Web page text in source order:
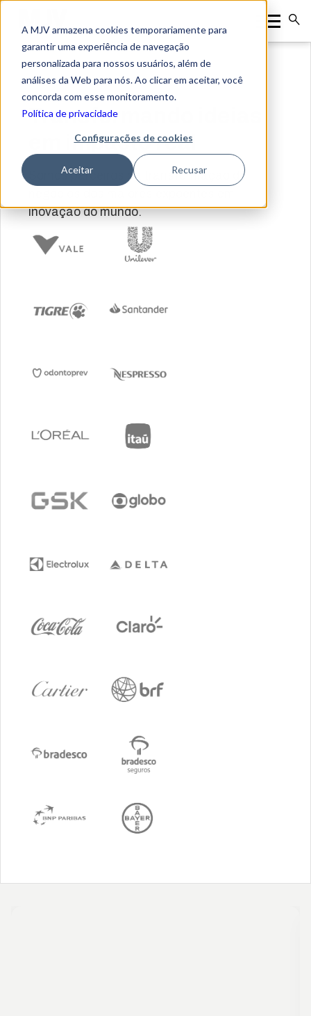
A MJV armazena cookies temporariamente para
garantir uma experiência de navegação
personalizada para nossos usuários, além de
análises da Web para nós. Ao clicar em aceitar, você
concorda com esse monitoramento.
Política de privacidade
Configurações de cookies
Aceitar Recusar
Transformando ideias
em impacto real
Somos parceiros na transformação de
inovação do mundo.